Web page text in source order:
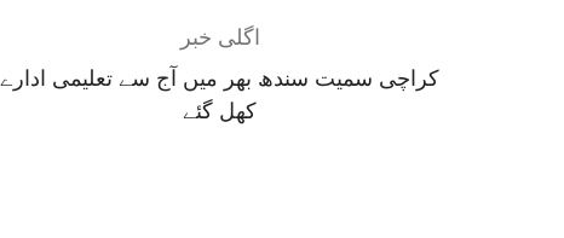
اگلی خبر
کراچی سمیت سندھ بھر میں آج سے تعلیمی ادارے
کھل گئے